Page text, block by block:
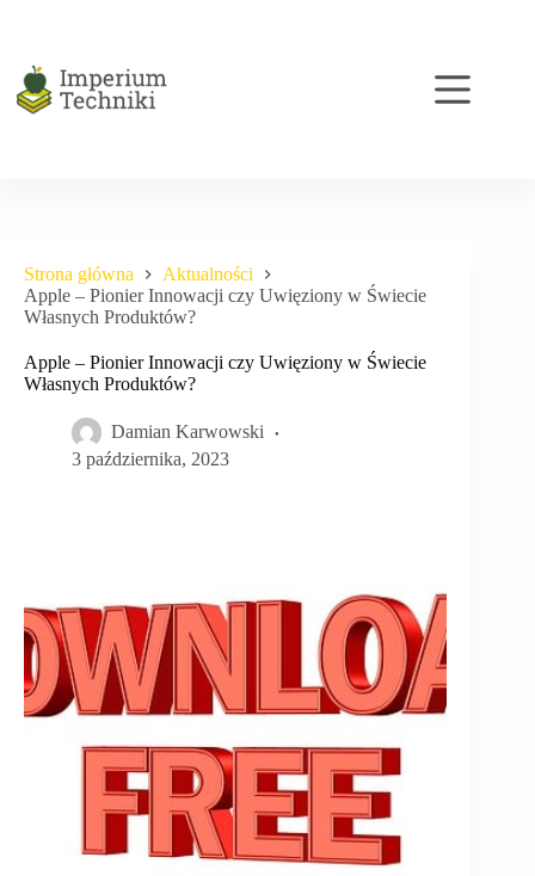
Strona główna
Aktualności
Apple – Pionier Innowacji czy Uwięziony w Świecie
Własnych Produktów?
Apple – Pionier Innowacji czy Uwięziony w Świecie
Własnych Produktów?
Damian Karwowski
3 października, 2023